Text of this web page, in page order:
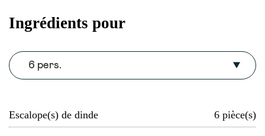
Ingrédients pour
6 pers.
Escalope(s) de dinde 6 pièce(s)